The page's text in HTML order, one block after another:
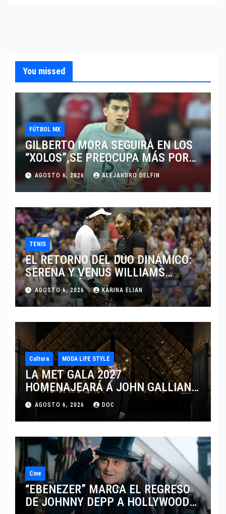
You missed
FÚTBOL MX
GILBERTO MORA SEGUIRÁ EN LOS
“XOLOS”,SE PREOCUPA MÁS POR
JUGAR EN SU EQUIPO.
AGOSTO 6, 2026 ALEJANDRO DELFIN
TENIS
EL RETORNO DEL DÚO DINÁMICO:
SERENA Y VENUS WILLIAMS
DISPUTARÁN LOS DOBLES EN
CINCINNATI 2026
AGOSTO 6, 2026 KARINA ELIAN
Cultura MODA LIFE STYLE
LA MET GALA 2027
HOMENAJEARÁ A JOHN GALLIANO
MARCANDO EL REGRESO DEL REY
DEL DRAMATISMO
AGOSTO 6, 2026 DOC
Cine
“EBENEZER” MARCA EL REGRESO
DE JOHNNY DEPP A HOLLYWOOD